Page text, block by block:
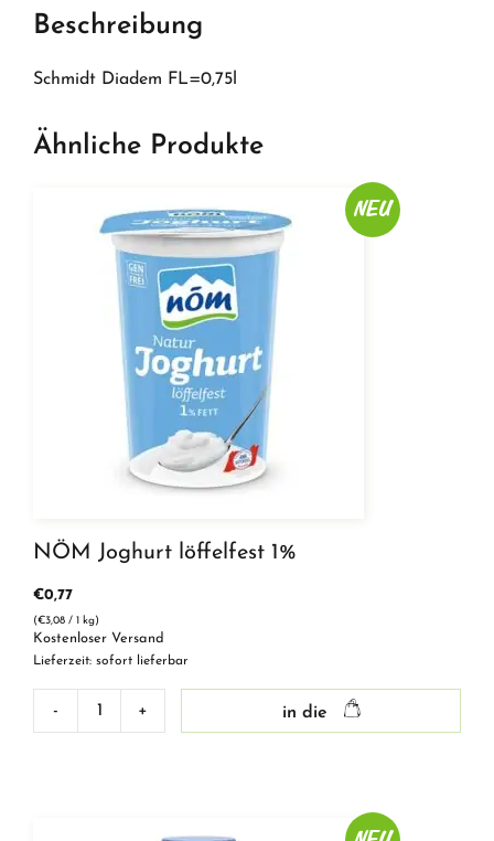
Beschreibung
Schmidt Diadem FL=0,75l
Ähnliche Produkte
NEU
NÖM Joghurt löffelfest 1%
€0,77
(€3,08 / 1 kg)
Kostenloser Versand
Lieferzeit: sofort lieferbar
- + in die